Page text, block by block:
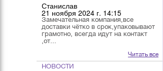
Станислав
21 ноября 2024 г. 14:15
Замечательная компания,все
доставки чётко в срок,упаковывают
грамотно, всегда идут на контакт
,от...
Читать все
НОВОСТИ